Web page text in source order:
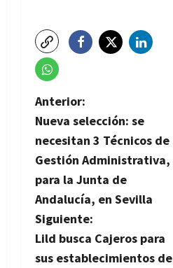
N
a
v
e
g
a
Anterior:
Nueva selección: se
necesitan 3 Técnicos de
Gestión Administrativa,
para la Junta de
Andalucía, en Sevilla
Siguiente:
Lild busca Cajeros para
sus establecimientos de